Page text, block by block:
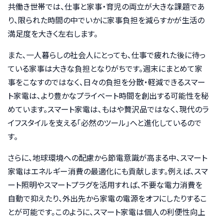
共働き世帯では、仕事と家事・育児の両立が大きな課題であ
り、限られた時間の中でいかに家事負担を減らすかが生活の
満足度を大きく左右します。
また、一人暮らしの社会人にとっても、仕事で疲れた後に待っ
ている家事は大きな負担となりがちです。週末にまとめて家
事をこなすのではなく、日々の負担を分散・軽減できるスマー
ト家電は、より豊かなプライベート時間を創出する可能性を秘
めています。スマート家電は、もはや贅沢品ではなく、現代のラ
イフスタイルを支える「必然のツール」へと進化しているので
す。
さらに、地球環境への配慮から節電意識が高まる中、スマート
家電はエネルギー消費の最適化にも貢献します。例えば、スマ
ート照明やスマートプラグを活用すれば、不要な電力消費を
自動で抑えたり、外出先から家電の電源をオフにしたりするこ
とが可能です。このように、スマート家電は個人の利便性向上